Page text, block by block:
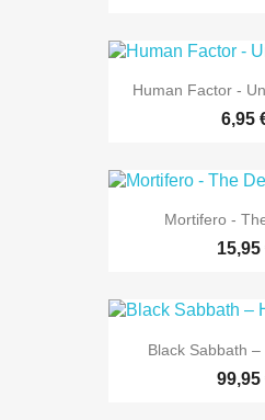
Human Factor -
6,95
Mortifero -
15,95
Black Sabbath –
99,95